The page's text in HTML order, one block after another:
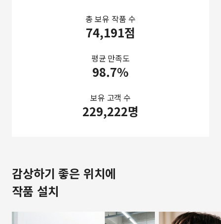
총 보유 작품 수
74,191점
평균 만족도
98.7%
보유 고객 수
229,222명
감상하기 좋은 위치에
작품 설치